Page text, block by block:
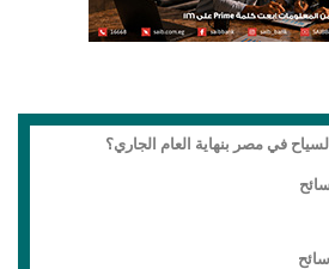
في مصر بنهاية العام الجاري؟